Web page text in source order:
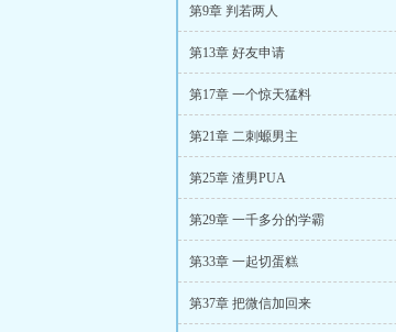
第9章 判若两人
第13章 好友申请
第17章 一个惊天猛料
第21章 二刺螈男主
第25章 渣男PUA
第29章 一千多分的学霸
第33章 一起切蛋糕
第37章 把微信加回来